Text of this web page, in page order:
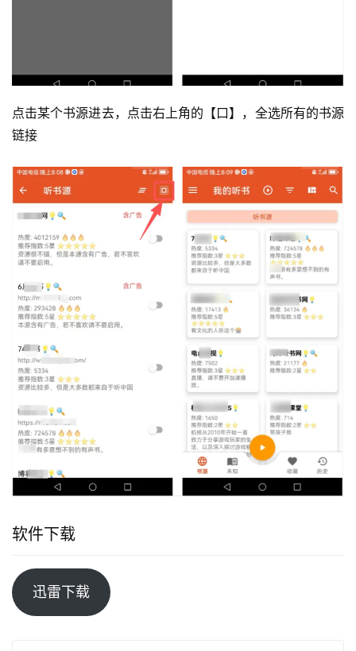
点击某个书源进去，点击右上角的【口】，全选所有的书源
链接
软件下载
迅雷下载